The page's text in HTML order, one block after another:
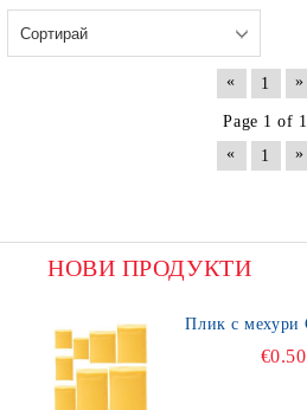
« 1 »
Page 1 of 1
«
1 »
НОВИ ПРОДУКТИ
€0.50